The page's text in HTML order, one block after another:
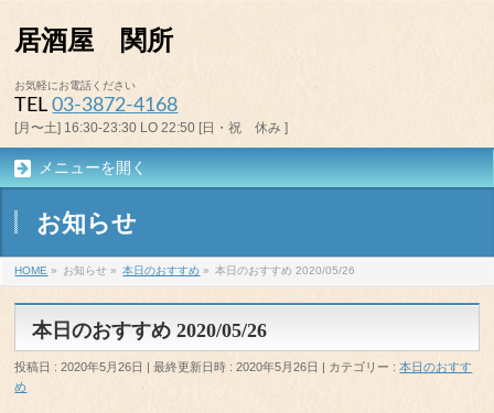
居酒屋 関所
お気軽にお電話ください
TEL03-3872-4168
[月〜土] 16:30-23:30 LO 22:50 [日・祝 休み ]
メニューを開く
お知らせ
HOME » お知らせ » 本日のおすすめ » 本日のおすすめ 2020/05/26
本日のおすすめ 2020/05/26
投稿日 : 2020年5月26日 最終更新日時 : 2020年5月26日 カテゴリー :本日のおすす
め